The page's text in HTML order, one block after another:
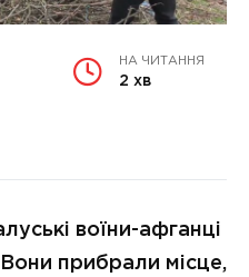
НА ЧИТАННЯ
2 хв
воїни-афганці
прибрали місце,